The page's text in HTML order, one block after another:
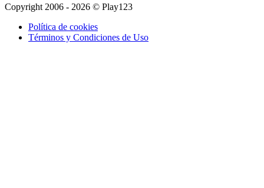
Copyright 2006 - 2026 © Play123
Política de cookies
Términos y Condiciones de Uso